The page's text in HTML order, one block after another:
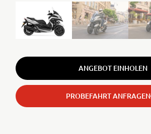
ANGEBOT EINHOLEN
PROBEFAHRT ANFRAGEN